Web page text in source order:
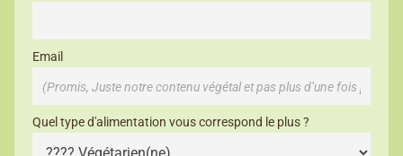
Email
Quel type d'alimentation vous correspond le plus ?